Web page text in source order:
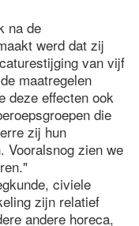
na de
werd dat zij
van vijf
maatregelen
deze effecten ook
die
zij hun
Vooralsnog zien we
civiele
zijn relatief
andere horeca,